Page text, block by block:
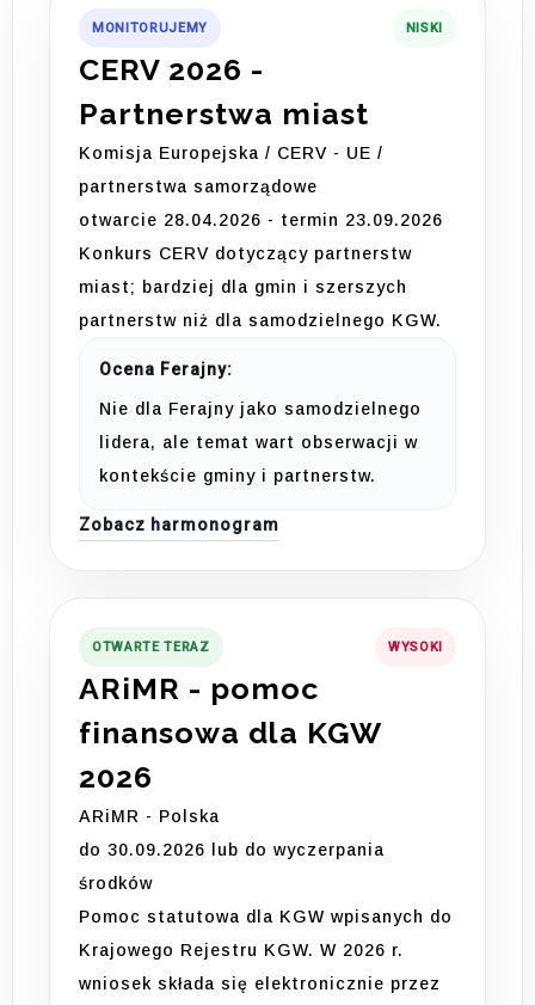
MONITORUJEMY NISKI
CERV 2026 -
Partnerstwa miast
Komisja Europejska / CERV - UE /
partnerstwa samorządowe
otwarcie 28.04.2026 - termin 23.09.2026
Konkurs CERV dotyczący partnerstw
miast; bardziej dla gmin i szerszych
partnerstw niż dla samodzielnego KGW.
Ocena Ferajny:
Nie dla Ferajny jako samodzielnego
lidera, ale temat wart obserwacji w
kontekście gminy i partnerstw.
Zobacz harmonogram
OTWARTE TERAZ WYSOKI
ARiMR - pomoc
finansowa dla KGW
2026
ARiMR - Polska
do 30.09.2026 lub do wyczerpania
środków
Pomoc statutowa dla KGW wpisanych do
Krajowego Rejestru KGW. W 2026 r.
wniosek składa się elektronicznie przez